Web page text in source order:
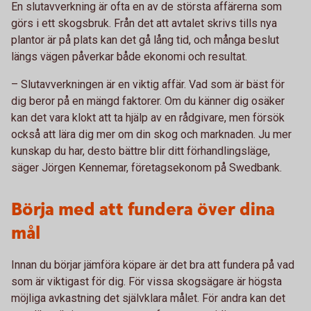
En slutavverkning är ofta en av de största affärerna som
görs i ett skogsbruk. Från det att avtalet skrivs tills nya
plantor är på plats kan det gå lång tid, och många beslut
längs vägen påverkar både ekonomi och resultat.
– Slutavverkningen är en viktig affär. Vad som är bäst för
dig beror på en mängd faktorer. Om du känner dig osäker
kan det vara klokt att ta hjälp av en rådgivare, men försök
också att lära dig mer om din skog och marknaden. Ju mer
kunskap du har, desto bättre blir ditt förhandlingsläge,
säger Jörgen Kennemar, företagsekonom på Swedbank.
Börja med att fundera över dina
mål
Innan du börjar jämföra köpare är det bra att fundera på vad
som är viktigast för dig. För vissa skogsägare är högsta
möjliga avkastning det självklara målet. För andra kan det